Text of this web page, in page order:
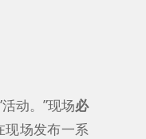
。”现场必
现场发布一系